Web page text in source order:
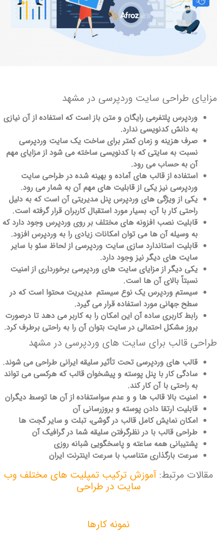
مزایای طراحی سایت وردپرسی در مشهد
وردپرس پلتفرمی رایگان و متن باز است که استفاده از آن نیازی
به دانش کدنویسی ندارد.
صرف هزینه و زمان کمتر برای ساخت یک سایت وردپرسی
نسبت به سایتی که با کدنویسی ساخته می ‌شود از مزایای مهم
آن به حساب می ‌رود.
استفاده از قالب ‌های آماده و بهینه شده در طراحی سایت
وردپرسی نیز یکی از قابلیت ‌های مهم آن به شمار می‌ رود.
یکی از ویژگی ‌های وردپرس پنل مدیریتی آن است که به دلیل
راحتی کار با آن، بسیار مورد استقبال کاربران قرار گرفته است.
قابلیت نصب افزونه ‌های مختلف بر روی وردپرس وجود دارد که
به وسیله آن‌ ها می‌ توان امکانات زیادی را به وردپرس افزود.
قابلیت استاندارد سازی سایت وردپرسی از لحاظ سئو با سایر
سایت‌ های دیگر نیز وجود دارد.
یکی دیگر از مزایای سایت‌ های وردپرسی برخورداری از امنیت
نسبتاً بالای آن ‌ها است.
سیستم وردپرس یک نوع سیستم مدیریت محتوا است که در
سطح جهانی مورد استفاده قرار می ‌گیرد.
رابط کاربری ساده‌ آن این امکان را به کاربر می‌ دهد تا درصورت
بروز مشکل احتمالی در سایت بتوان آن را به راحتی برطرف کرد.
طراحی قالب برای سایت‌ های وردپرسی در مشهد
قالب‌ های وردپرسی تحت تأثیر سلیقه‌ ایرانی طراحی می ‌شوند.
سادگی کار با پنل پوسته و پیشخوان قالب که هرکسی می ‌تواند
به راحتی با آن کار کند.
امنیت بالا قالب‌ ها و و عدم سواستفاده از آن‌ ها توسط دیگران
قابلیت ارتقا دادن پوسته و بروزرسانی آن
امکان نمایش کامل قالب در گوشی، تبلت و سایر گجت ‌ها
طراحی قالب با در نظرگرفتن سلیقه شما در گرافیک آن
پشتیبانی همه ساعته و پاسخگویی شبانه‌ روزی
سرعت بارگذاری متناسب با سرعت اینترنت ایران
مقالات مرتبط: آموزش ترکیب تمپلیت های مختلف وب
سایت در طراحی
نمونه کارها